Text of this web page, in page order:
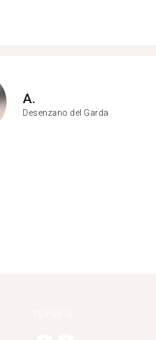
A.
Desenzano del Garda